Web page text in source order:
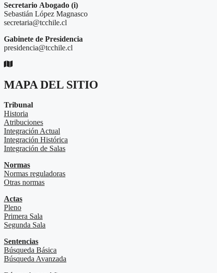
Secretario Abogado (i)
Sebastián López Magnasco
secretaria@tcchile.cl
Gabinete de Presidencia
presidencia@tcchile.cl
MAPA DEL SITIO
Tribunal
Historia
Atribuciones
Integración Actual
Integración Histórica
Integración de Salas
Normas
Normas reguladoras
Otras normas
Actas
Pleno
Primera Sala
Segunda Sala
Sentencias
Búsqueda Básica
Búsqueda Avanzada